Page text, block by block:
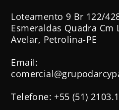
Loteamento 9 Br 122/
Esmeraldas Quadra Cm
Avelar, Petrolina-PE
Email:
Telefone: +55 (51)